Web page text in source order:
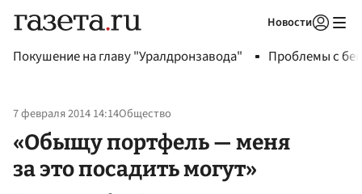
Новости
Покушение на главу "Уралдронзавода" Проблемы с
7 февраля 2014 14:14Общество
«Обыщу портфель — меня
за это посадить могут»